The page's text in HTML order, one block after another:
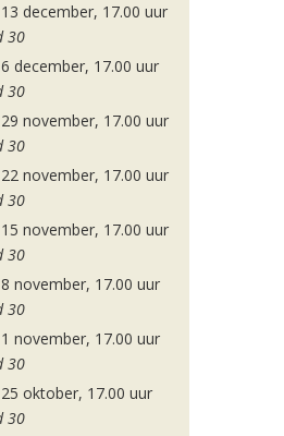
december, 17.00 uur
30
december, 17.00 uur
30
november, 17.00 uur
30
november, 17.00 uur
30
november, 17.00 uur
30
november, 17.00 uur
30
november, 17.00 uur
30
oktober, 17.00 uur
30